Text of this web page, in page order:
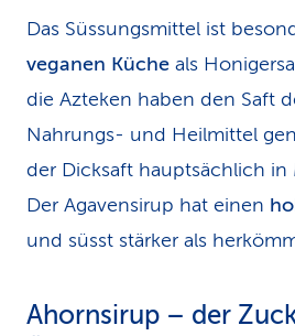
Das Süssungsmittel ist
veganen Küche als
die Azteken haben den Saft
Nahrungs- und Heilmittel
der Dicksaft hauptsächlich in
Der Agavensirup hat einen
und süsst stärker als
Ahornsirup – der